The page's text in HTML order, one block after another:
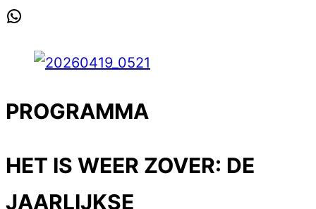
PROGRAMMA
HET IS WEER ZOVER: DE
JAARLIJKSE